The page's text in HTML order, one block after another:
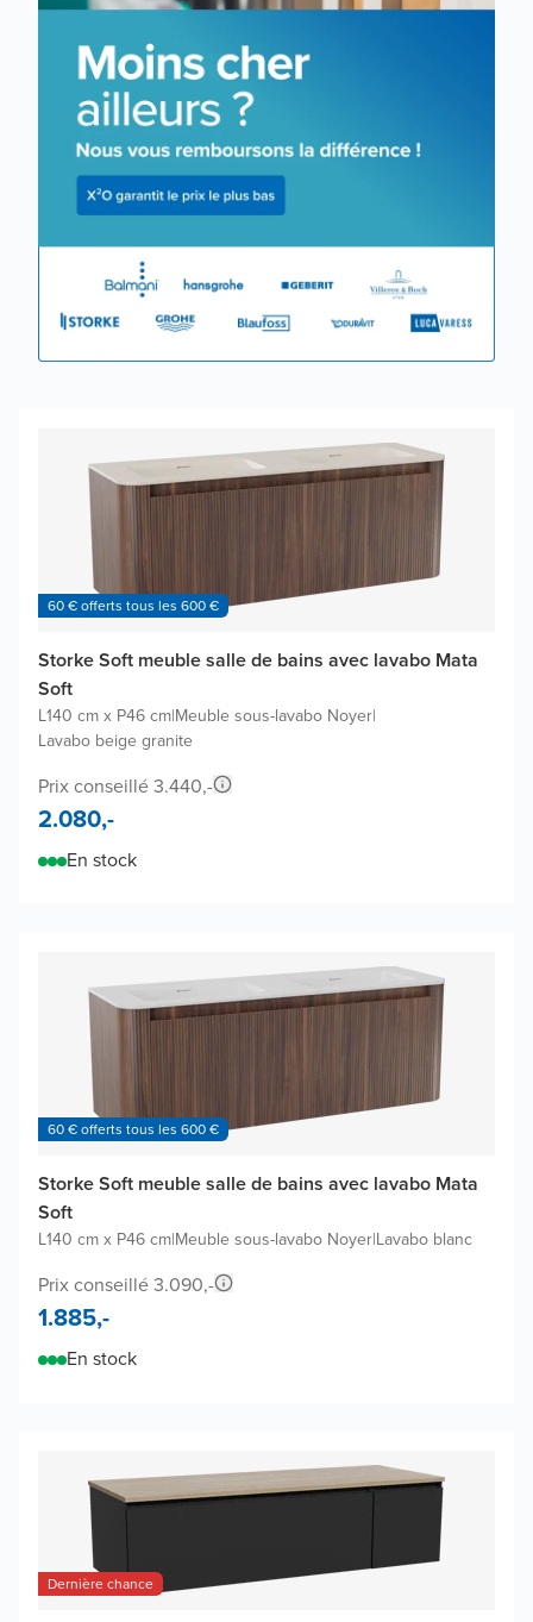
60 € offerts tous les 600 €
Storke Soft meuble salle de bains avec lavabo Mata
Soft
L140 cm x P46 cm|Meuble sous-lavabo Noyer|
Lavabo beige granite
Prix conseillé 3.440,-
2.080,-
En stock
60 € offerts tous les 600 €
Storke Soft meuble salle de bains avec lavabo Mata
Soft
L140 cm x P46 cm|Meuble sous-lavabo Noyer|Lavabo blanc
Prix conseillé 3.090,-
1.885,-
En stock
Dernière chance